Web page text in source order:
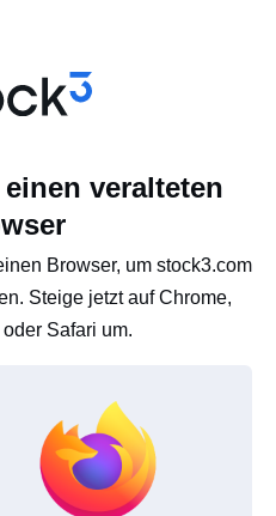
veralteten
Browser, um stock3.com
Steige jetzt auf Chrome,
Safari um.